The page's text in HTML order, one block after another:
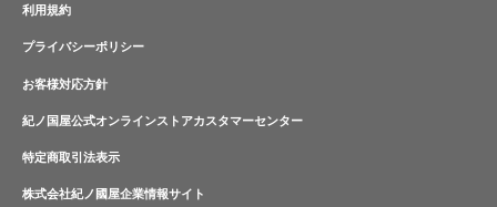
利用規約
プライバシーポリシー
お客様対応方針
紀ノ国屋公式オンラインストアカスタマーセンター
特定商取引法表示
株式会社紀ノ國屋企業情報サイト